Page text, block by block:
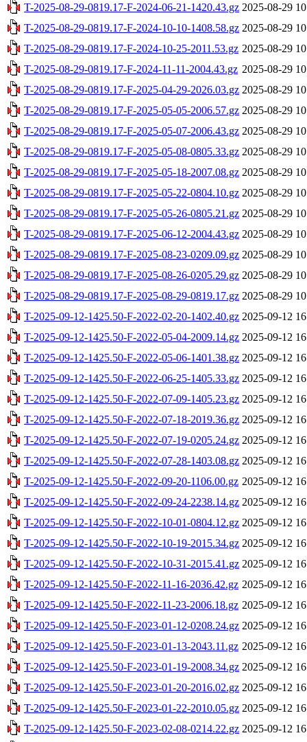
T-2025-08-29-0819.17-F-2024-06-21-1420.43.gz 2025-08-29
T-2025-08-29-0819.17-F-2024-10-10-1408.58.gz 2025-08-29
T-2025-08-29-0819.17-F-2024-10-25-2011.53.gz 2025-08-29
T-2025-08-29-0819.17-F-2024-11-11-2004.43.gz 2025-08-29
T-2025-08-29-0819.17-F-2025-04-29-2026.03.gz 2025-08-29
T-2025-08-29-0819.17-F-2025-05-05-2006.57.gz 2025-08-29
T-2025-08-29-0819.17-F-2025-05-07-2006.43.gz 2025-08-29
T-2025-08-29-0819.17-F-2025-05-08-0805.33.gz 2025-08-29
T-2025-08-29-0819.17-F-2025-05-18-2007.08.gz 2025-08-29
T-2025-08-29-0819.17-F-2025-05-22-0804.10.gz 2025-08-29
T-2025-08-29-0819.17-F-2025-05-26-0805.21.gz 2025-08-29
T-2025-08-29-0819.17-F-2025-06-12-2004.43.gz 2025-08-29
T-2025-08-29-0819.17-F-2025-08-23-0209.09.gz 2025-08-29
T-2025-08-29-0819.17-F-2025-08-26-0205.29.gz 2025-08-29
T-2025-08-29-0819.17-F-2025-08-29-0819.17.gz 2025-08-29
T-2025-09-12-1425.50-F-2022-02-20-1402.40.gz 2025-09-12
T-2025-09-12-1425.50-F-2022-05-04-2009.14.gz 2025-09-12
T-2025-09-12-1425.50-F-2022-05-06-1401.38.gz 2025-09-12
T-2025-09-12-1425.50-F-2022-06-25-1405.33.gz 2025-09-12
T-2025-09-12-1425.50-F-2022-07-09-1405.23.gz 2025-09-12
T-2025-09-12-1425.50-F-2022-07-18-2019.36.gz 2025-09-12
T-2025-09-12-1425.50-F-2022-07-19-0205.24.gz 2025-09-12
T-2025-09-12-1425.50-F-2022-07-28-1403.08.gz 2025-09-12
T-2025-09-12-1425.50-F-2022-09-20-1106.00.gz 2025-09-12
T-2025-09-12-1425.50-F-2022-09-24-2238.14.gz 2025-09-12
T-2025-09-12-1425.50-F-2022-10-01-0804.12.gz 2025-09-12
T-2025-09-12-1425.50-F-2022-10-19-2015.34.gz 2025-09-12
T-2025-09-12-1425.50-F-2022-10-31-2015.41.gz 2025-09-12
T-2025-09-12-1425.50-F-2022-11-16-2036.42.gz 2025-09-12
T-2025-09-12-1425.50-F-2022-11-23-2006.18.gz 2025-09-12
T-2025-09-12-1425.50-F-2023-01-12-0208.24.gz 2025-09-12
T-2025-09-12-1425.50-F-2023-01-13-2043.11.gz 2025-09-12
T-2025-09-12-1425.50-F-2023-01-19-2008.34.gz 2025-09-12
T-2025-09-12-1425.50-F-2023-01-20-2016.02.gz 2025-09-12
T-2025-09-12-1425.50-F-2023-01-22-2010.05.gz 2025-09-12
T-2025-09-12-1425.50-F-2023-02-08-0214.22.gz 2025-09-12